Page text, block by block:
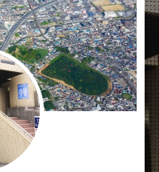
ェ
ア
し
て
く
だ